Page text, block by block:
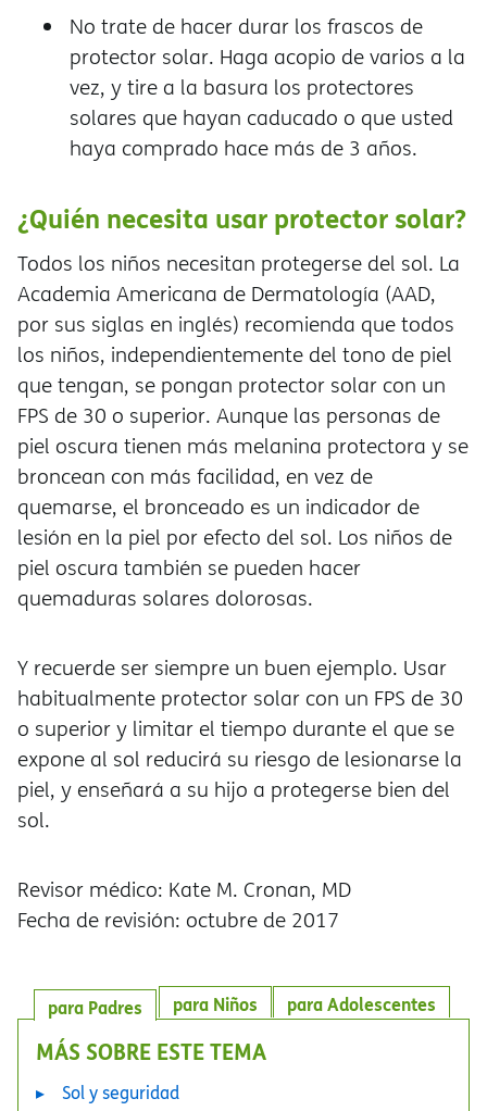
No trate de hacer durar los frascos de
protector solar. Haga acopio de varios a la
vez, y tire a la basura los protectores
solares que hayan caducado o que usted
haya comprado hace más de 3 años.
¿Quién necesita usar protector solar?
Todos los niños necesitan protegerse del sol. La
Academia Americana de Dermatología (AAD,
por sus siglas en inglés) recomienda que todos
los niños, independientemente del tono de piel
que tengan, se pongan protector solar con un
FPS de 30 o superior. Aunque las personas de
piel oscura tienen más melanina protectora y se
broncean con más facilidad, en vez de
quemarse, el bronceado es un indicador de
lesión en la piel por efecto del sol. Los niños de
piel oscura también se pueden hacer
quemaduras solares dolorosas.
Y recuerde ser siempre un buen ejemplo. Usar
habitualmente protector solar con un FPS de 30
o superior y limitar el tiempo durante el que se
expone al sol reducirá su riesgo de lesionarse la
piel, y enseñará a su hijo a protegerse bien del
sol.
Revisor médico: Kate M. Cronan, MD
Fecha de revisión: octubre de 2017
para Adolescentes
para Niños
para Padres
MÁS SOBRE ESTE TEMA
Sol y seguridad